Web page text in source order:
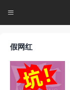

假网红